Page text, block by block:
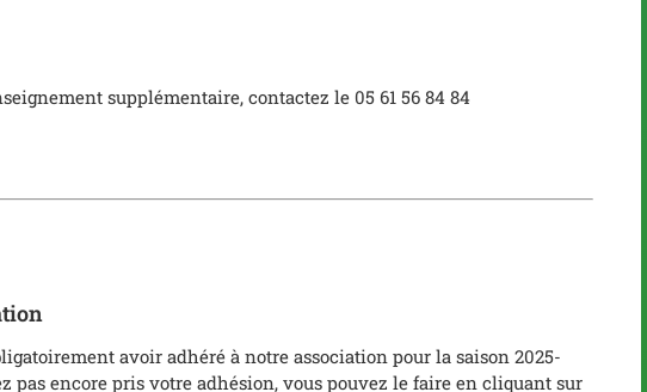
supplémentaire, contactez le 05 61 56 84 84
avoir adhéré à notre association pour la saison 2025-
pas encore pris votre adhésion, vous pouvez le faire en cliquant sur